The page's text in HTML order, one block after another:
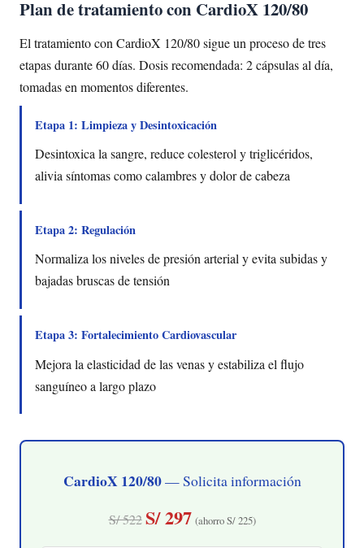
Plan de tratamiento con CardioX 120/80
El tratamiento con CardioX 120/80 sigue un proceso de tres
etapas durante 60 días. Dosis recomendada: 2 cápsulas al día,
tomadas en momentos diferentes.
Etapa 1: Limpieza y Desintoxicación
Desintoxica la sangre, reduce colesterol y triglicéridos,
alivia síntomas como calambres y dolor de cabeza
Etapa 2: Regulación
Normaliza los niveles de presión arterial y evita subidas y
bajadas bruscas de tensión
Etapa 3: Fortalecimiento Cardiovascular
Mejora la elasticidad de las venas y estabiliza el flujo
sanguíneo a largo plazo
CardioX 120/80— Solicita información
S/ 522 S/ 297 (ahorro S/ 225)